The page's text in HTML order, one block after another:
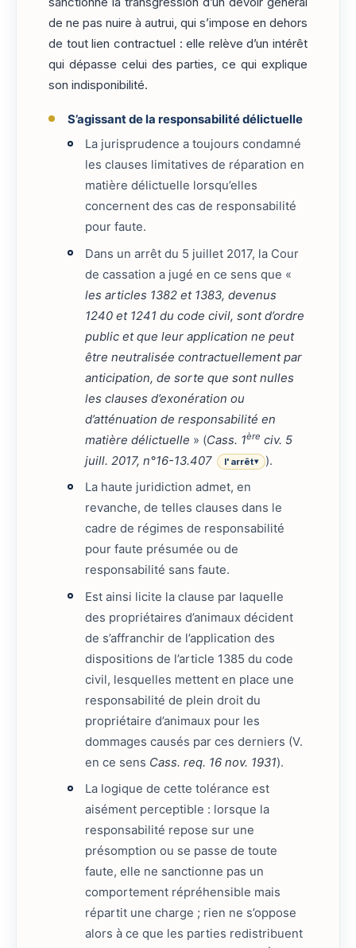
de ne pas nuire à autrui, qui s’impose en dehors
de tout lien contractuel : elle relève d’un intérêt
qui dépasse celui des parties, ce qui explique
son indisponibilité.
S’agissant de la responsabilité délictuelle
La jurisprudence a toujours condamné
les clauses limitatives de réparation en
matière délictuelle lorsqu’elles
concernent des cas de responsabilité
pour faute.
Dans un arrêt du 5 juillet 2017, la Cour
de cassation a jugé en ce sens que «
les articles 1382 et 1383, devenus
1240 et 1241 du code civil, sont d’ordre
public et que leur application ne peut
être neutralisée contractuellement par
anticipation, de sorte que sont nulles
les clauses d’exonération ou
d’atténuation de responsabilité en
matière délictuelle » (Cass. 1ère civ. 5
juill. 2017, n°16-13.407
l'arrêt▾
).
La haute juridiction admet, en
revanche, de telles clauses dans le
cadre de régimes de responsabilité
pour faute présumée ou de
responsabilité sans faute.
Est ainsi licite la clause par laquelle
des propriétaires d’animaux décident
de s’affranchir de l’application des
dispositions de l’article 1385 du code
civil, lesquelles mettent en place une
responsabilité de plein droit du
propriétaire d’animaux pour les
dommages causés par ces derniers (V.
en ce sens Cass. req. 16 nov. 1931).
La logique de cette tolérance est
aisément perceptible : lorsque la
responsabilité repose sur une
présomption ou se passe de toute
faute, elle ne sanctionne pas un
comportement répréhensible mais
répartit une charge ; rien ne s’oppose
alors à ce que les parties redistribuent